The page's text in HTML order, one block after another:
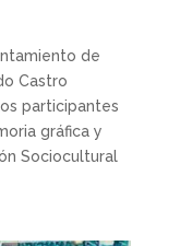
de
Castro
participantes
gráfica y
Sociocultural